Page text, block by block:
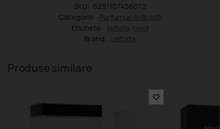
SKU: 6291107456072
Categorie: Parfumuri Arăbești
Etichete: lattafa, raed
Brand: Lattafa
Produse similare